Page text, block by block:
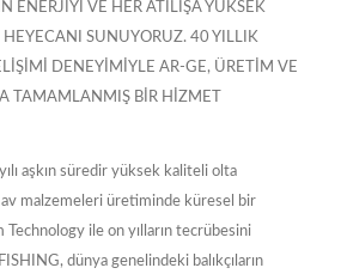
ENERJİYİ VE HER ATILIŞA YÜKSEK
HEYECANI SUNUYORUZ. 40 YILLIK
DENEYİMİYLE AR-GE, ÜRETİM VE
TAMAMLANMIŞ BİR HİZMET
aşkın süredir yüksek kaliteli olta
av malzemeleri üretiminde küresel bir
ile on yılların tecrübesini
dünya genelindeki balıkçıların